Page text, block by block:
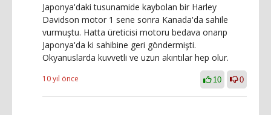
Japonya'daki tusunamide kaybolan bir Harley
Davidson motor 1 sene sonra Kanada'da sahile
vurmuştu. Hatta üreticisi motoru bedava onarıp
Japonya'da ki sahibine geri göndermişti.
Okyanuslarda kuvvetli ve uzun akıntılar hep olur.
10 yıl önce 10 0